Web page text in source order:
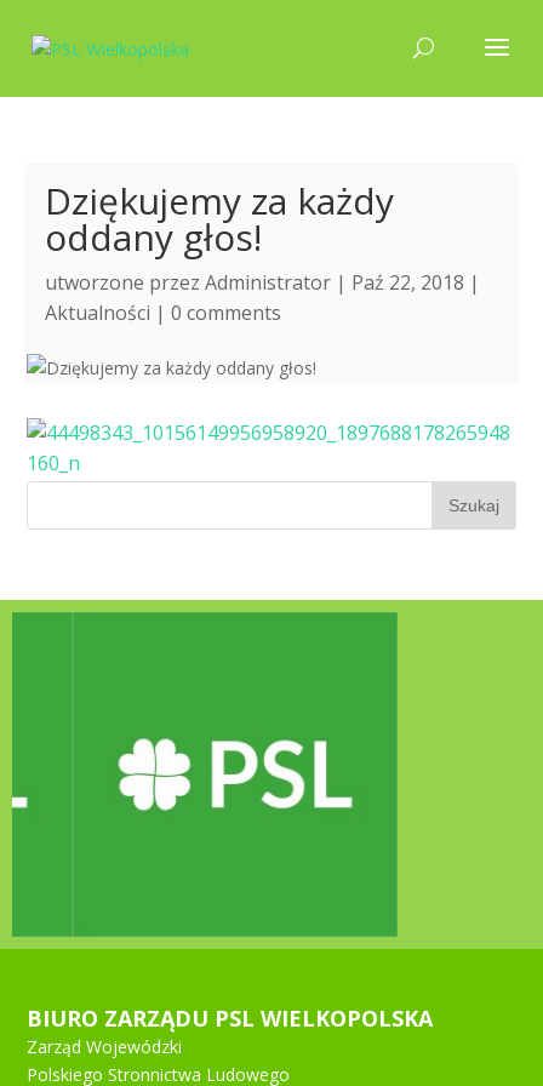
Dziękujemy za każdy
oddany głos!
utworzone przezAdministrator | Paź 22, 2018 |
Aktualności |0 comments
BIURO ZARZĄDU PSL WIELKOPOLSKA
Zarząd Wojewódzki
Polskiego Stronnictwa Ludowego